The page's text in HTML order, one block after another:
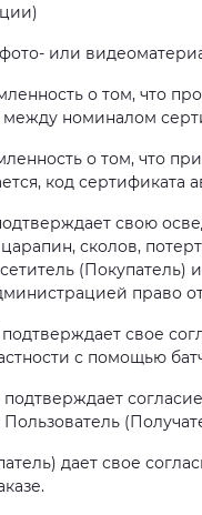
или
о том, что
номиналом
о том, что
код сертификата
свою
сколов,
право
свое
с помощью
дает свое